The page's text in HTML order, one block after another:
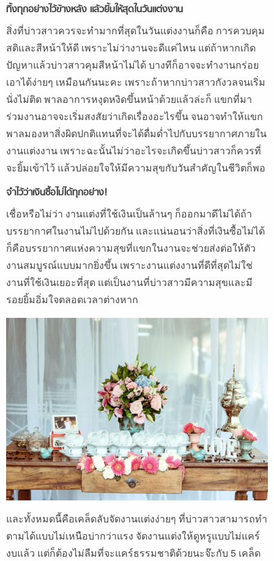
ทิ้งทุกอย่างไว้ข้างหลัง แล้วยิ้มให้สุดในวันแต่งงาน
สิ่งที่บ่าวสาวควรจะทำมากที่สุดในวันแต่งงานก็คือ การควบคุม
สติและสีหน้าให้ดี เพราะไม่ว่างานจะดีแค่ไหน แต่ถ้าหากเกิด
ปัญหาแล้วบ่าวสาวคุมสีหน้าไม่ได้ บางทีก็อาจจะทำงานกร่อย
เอาได้ง่ายๆ เหมือนกันนะคะ เพราะถ้าหากบ่าวสาวกังวลจนเริ่ม
นั่งไม่ติด พาลอาการหงุดหงิดขึ้นหน้าด้วยแล้วล่ะก็ แขกที่มา
ร่วมงานอาจจะเริ่มสงสัยว่าเกิดเรื่องอะไรขึ้น จนอาจทำให้แขก
พาลมองหาสิ่งผิดปกติแทนที่จะได้ดื่มด่ำไปกับบรรยากาศภายใน
งานแต่งงาน เพราะฉะนั้นไม่ว่าอะไรจะเกิดขึ้นบ่าวสาวก็ควรที่
จะยิ้มเข้าไว้ แล้วปล่อยใจให้มีความสุขกับวันสำคัญในชีวิตก็พอ
จำไว้ว่าเงินซื้อไม่ได้ทุกอย่าง!
เชื่อหรือไม่ว่า งานแต่งที่ใช้เงินเป็นล้านๆ ก็ออกมาดีไม่ได้ถ้า
บรรยากาศในงานไม่ไปด้วยกัน และแน่นอนว่าสิ่งที่เงินซื้อไม่ได้
ก็คือบรรยากาศแห่งความสุขที่แขกในงานจะช่วยส่งต่อให้ตัว
งานสมบูรณ์แบบมากยิ่งขึ้น เพราะงานแต่งงานที่ดีที่สุดไม่ใช่
งานที่ใช้เงินเยอะที่สุด แต่เป็นงานที่บ่าวสาวมีความสุขและมี
รอยยิ้มอิ่มใจตลอดเวลาต่างหาก
และทั้งหมดนี้คือเคล็ดลับจัดงานแต่งง่ายๆ ที่บ่าวสาวสามารถทำ
ตามได้แบบไม่เหนือบ่ากว่าแรง จัดงานแต่งให้ดูหรูแบบไม่แคร์
งบแล้ว แต่ก็ต้องไม่ลืมที่จะแคร์ธรรมชาติด้วยนะจ๊ะกับ 5 เคล็ด